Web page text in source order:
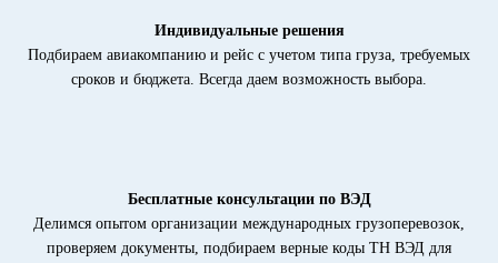
Индивидуальные решения
Подбираем авиакомпанию и рейс с учетом типа груза, требуемых
сроков и бюджета. Всегда даем возможность выбора.
Бесплатные консультации по ВЭД
Делимся опытом организации международных грузоперевозок,
проверяем документы, подбираем верные коды ТН ВЭД для